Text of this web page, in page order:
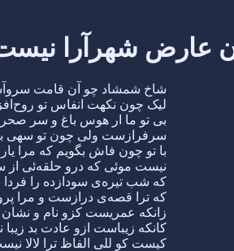
عارض شهرآرا
شاخ شمشاد چو آن قامت
لیک چون نکهت انفاس تو
بی تو ما ار هوس باغ و سر
سرفرازست ولی چون تو سهی
با تو چون فاش بگویم که مرا
نیست موئی که درو حلقه‌ئی از
که شب تیره‌ی سودازده را
که ترا قصه‌ی درازست و مرا
زانکه عمریست کزو نام و نشان
کانکه زیباست ازو عادت بد
کیست کو للی الفاظ ترا لالا